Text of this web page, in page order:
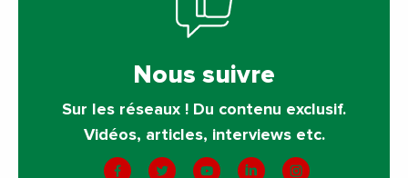
Nous suivre
Sur les réseaux ! Du contenu exclusif.
Vidéos, articles, interviews etc.